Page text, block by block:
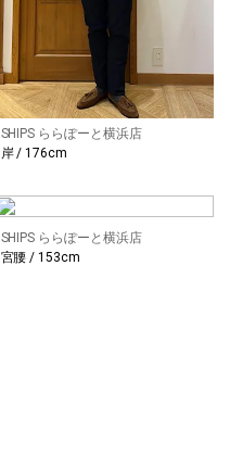
SHIPS ららぽーと横浜店
岸 / 176cm
SHIPS ららぽーと横浜店
宮腰 / 153cm